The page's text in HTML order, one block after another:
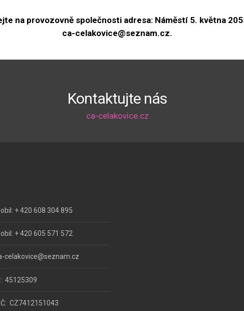
na provozovně společnosti adresa: Náměstí 5. května
ca-celakovice@seznam.cz.
Kontaktujte nás
ca-celakovice.cz
+ 420 608 304 895
+ 420 605 571 572
celakovice@seznam.cz
45125309
CZ7412151043